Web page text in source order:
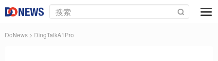
DoNews > DingTalkA1Pro